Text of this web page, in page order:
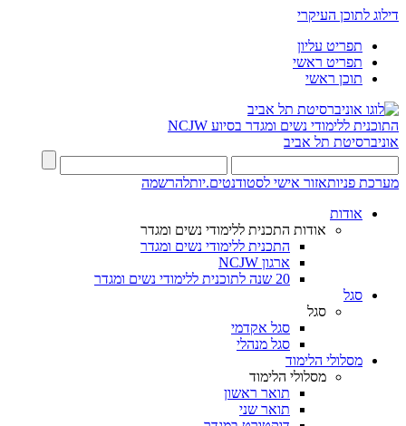
דילוג לתוכן העיקרי
תפריט עליון
תפריט ראשי
תוכן ראשי
התוכנית ללימודי נשים ומגדר בסיוע NCJW
אוניברסיטת תל אביב
מערכת פניותאזור אישי לסטודנטים.יותלהרשמה
אודות
אודות התכנית ללימודי נשים ומגדר
התכנית ללימודי נשים ומגדר
ארגון NCJW
20 שנה לתוכנית ללימודי נשים ומגדר
סגל
סגל
סגל אקדמי
סגל מנהלי
מסלולי הלימוד
מסלולי הלימוד
תואר ראשון
תואר שני